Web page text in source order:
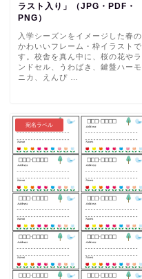
ラスト入り」（JPG・PDF・
PNG）
入学シーズンをイメージした春の
かわいいフレーム・枠イラストで
す。校舎を真ん中に、桜の花やラ
ンドセル、うわばき、鍵盤ハーモ
ニカ、えんぴ …
宛名ラベル